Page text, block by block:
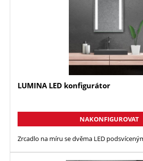
LUMINA LED konfigurátor
NAKONFIGUROVAT
Zrcadlo na míru se dvěma LED